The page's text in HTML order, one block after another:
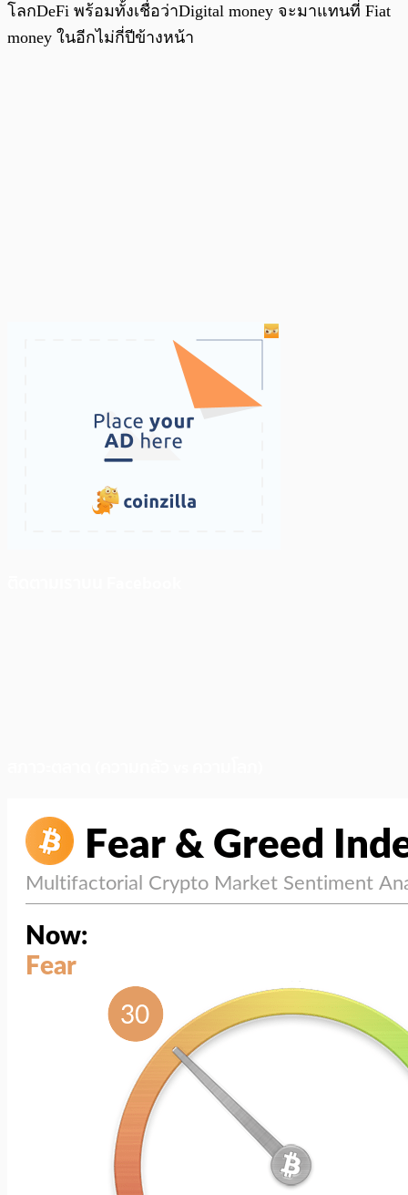
โลกDeFi พร้อมทั้งเชื่อว่าDigital money จะมาแทนที่ Fiat
money ในอีกไม่กี่ปีข้างหน้า